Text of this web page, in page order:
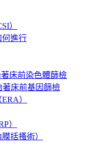
）
何進行
床前染色體篩檢
床前基因篩檢
）
）
括搔術）